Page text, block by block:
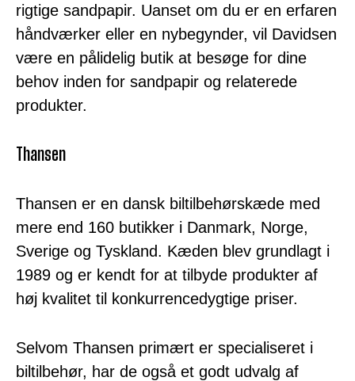
rigtige sandpapir. Uanset om du er en erfaren
håndværker eller en nybegynder, vil Davidsen
være en pålidelig butik at besøge for dine
behov inden for sandpapir og relaterede
produkter.
Thansen
Thansen er en dansk biltilbehørskæde med
mere end 160 butikker i Danmark, Norge,
Sverige og Tyskland. Kæden blev grundlagt i
1989 og er kendt for at tilbyde produkter af
høj kvalitet til konkurrencedygtige priser.
Selvom Thansen primært er specialiseret i
biltilbehør, har de også et godt udvalg af